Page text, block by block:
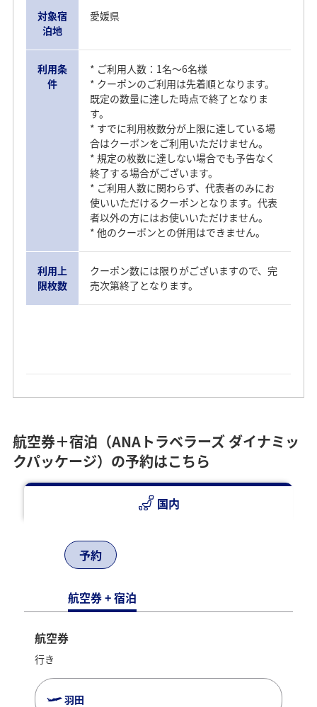
対象宿
泊地
愛媛県
利用条
件
* ご利用人数：1名～6名様
* クーポンのご利用は先着順となります。
既定の数量に達した時点で終了となりま
す。
* すでに利用枚数分が上限に達している場
合はクーポンをご利用いただけません。
* 規定の枚数に達しない場合でも予告なく
終了する場合がございます。
* ご利用人数に関わらず、代表者のみにお
使いいただけるクーポンとなります。代表
者以外の方にはお使いいただけません。
* 他のクーポンとの併用はできません。
利用上
限枚数
クーポン数には限りがございますので、完
売次第終了となります。
JR下灘駅
の映画やドラマの撮影が行われてきました。晴れた日中に
す。夕方にはオレンジ色、日没前後のマジックアワーには
幻想的な色に染まる癒しの絶景です。
航空券＋宿泊（ANAトラベラーズ ダイナミッ
クパッケージ）の予約はこちら
国内
予約
航空券 + 宿泊
航空券
行き
羽田